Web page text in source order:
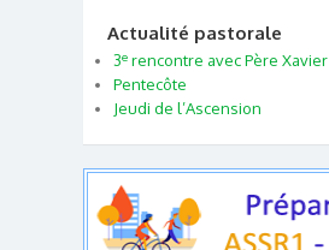
Actualité pastorale
3e rencontre avec Père Xavier
Pentecôte
Jeudi de l’Ascension